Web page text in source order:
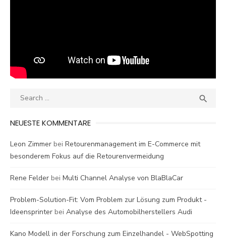
Search

NEUESTE KOMMENTARE
Leon Zimmer bei Retourenmanagement im E-Commerce mit
besonderem Fokus auf die Retourenvermeidung
Rene Felder bei Multi Channel Analyse von BlaBlaCar
Problem-Solution-Fit: Vom Problem zur Lösung zum Produkt -
Ideensprinter bei Analyse des Automobilherstellers Audi
Kano Modell in der Forschung zum Einzelhandel - WebSpotting